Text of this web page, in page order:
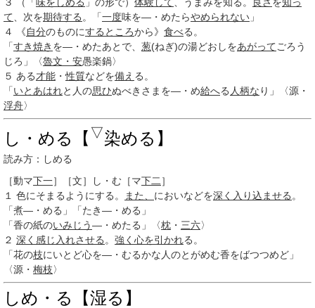
て 、次を期待する 。「一度味を―・めたらやめられない 」
４
《自分のものにするところから》 食べる。
「すき焼き を―・めたあとで、 葱(ねぎ)の湯どおしをあがってごろう
じろ」〈魯文・安愚楽鍋〉
５ ある才能 ・性質などを備え る。
「いとあはれと人の思ひぬべきさまを―・め給へる 人柄な り」〈源・
浮舟〉
し・める【 ▽染める】
読み方：しめる
［動マ下一］ ［文］し・む ［マ下二 ］
１
色にそまるようにする。 また、 においなどを深く 入り込ませる 。
「煮―・める」「たき―・める」
「香の紙のいみじう―・めたる」〈枕 ・ 三六〉
２ 深く 感じ 入れさせる 。 強く 心を引かれる。
「花の枝にいとど心を―・むるかな人のとがめむ香をばつつめど」
〈源・ 梅枝〉
しめ・る【湿る】